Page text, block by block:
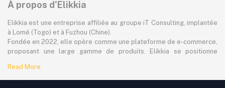
À propos d'Elikkia
Elikkia est une entreprise affiliée au groupe iT Consulting, implantée
à Lomé (Togo) et à Fuzhou (Chine).
Fondée en 2022, elle opère comme une plateforme de e-commerce,
proposant une large gamme de produits. Elikkia se positionne
offrant à la fois la possibilité d'acheter localement et directement
depuis la Chine.
Read More